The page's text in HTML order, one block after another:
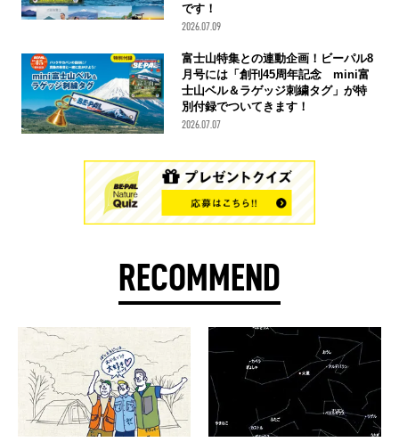
です！
2026.07.09
富士山特集との連動企画！ビーパル8
月号には「創刊45周年記念 mini富
士山ベル＆ラゲッジ刺繍タグ」が特
別付録でついてきます！
2026.07.07
RECOMMEND